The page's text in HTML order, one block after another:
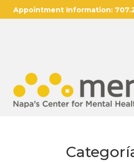
Appointment Information: